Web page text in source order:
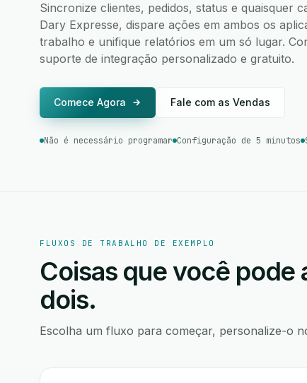
Sincronize clientes, pedidos, status e quaisquer
Dary Expresse, dispare ações em ambos os
trabalho e unifique relatórios em um só lugar.
suporte de integração personalizado e gratuito.
Comece Agora Fale com as Vendas
Não é necessário programar Configuração de 5 minutos
FLUXOS DE TRABALHO DE EXEMPLO
Coisas que você
dois.
Escolha um fluxo para começar, personalize-o